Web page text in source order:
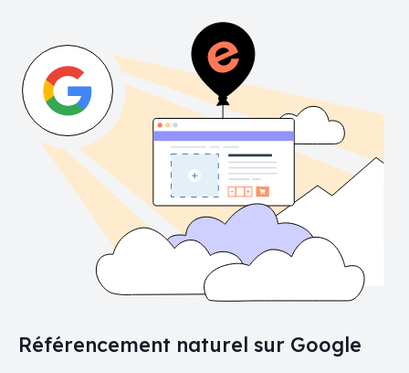
Référencement naturel sur Google